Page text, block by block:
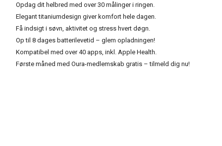
Opdag dit helbred med over 30 målinger i ringen.
Elegant titaniumdesign giver komfort hele dagen.
Få indsigt i søvn, aktivitet og stress hvert døgn.
Op til 8 dages batterilevetid – glem opladningen!
Kompatibel med over 40 apps, inkl. Apple Health.
Første måned med Oura-medlemskab gratis – tilmeld dig nu!